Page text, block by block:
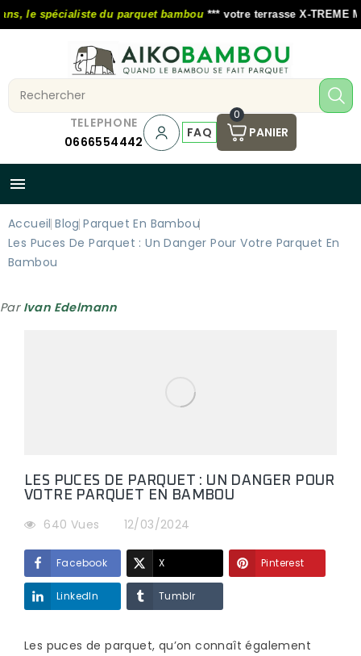
le spécialiste du parquet bambou*** votre terrasse X-TREME
TELEPHONE
0666554442
FAQ
0
PANIER

Accueil Blog Parquet En Bambou
Les Puces De Parquet : Un Danger Pour Votre Parquet En
Bambou
Par Ivan Edelmann
LES PUCES DE PARQUET : UN DANGER POUR
VOTRE PARQUET EN BAMBOU
640 Vues 12/03/2024
Facebook X Pinterest
LinkedIn Tumblr
Les puces de parquet, qu’on connaît également